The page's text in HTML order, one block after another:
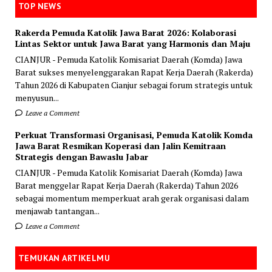
TOP NEWS
Rakerda Pemuda Katolik Jawa Barat 2026: Kolaborasi
Lintas Sektor untuk Jawa Barat yang Harmonis dan Maju
CIANJUR - Pemuda Katolik Komisariat Daerah (Komda) Jawa
Barat sukses menyelenggarakan Rapat Kerja Daerah (Rakerda)
Tahun 2026 di Kabupaten Cianjur sebagai forum strategis untuk
menyusun...
Leave a Comment
Perkuat Transformasi Organisasi, Pemuda Katolik Komda
Jawa Barat Resmikan Koperasi dan Jalin Kemitraan
Strategis dengan Bawaslu Jabar
CIANJUR - Pemuda Katolik Komisariat Daerah (Komda) Jawa
Barat menggelar Rapat Kerja Daerah (Rakerda) Tahun 2026
sebagai momentum memperkuat arah gerak organisasi dalam
menjawab tantangan...
Leave a Comment
TEMUKAN ARTIKELMU